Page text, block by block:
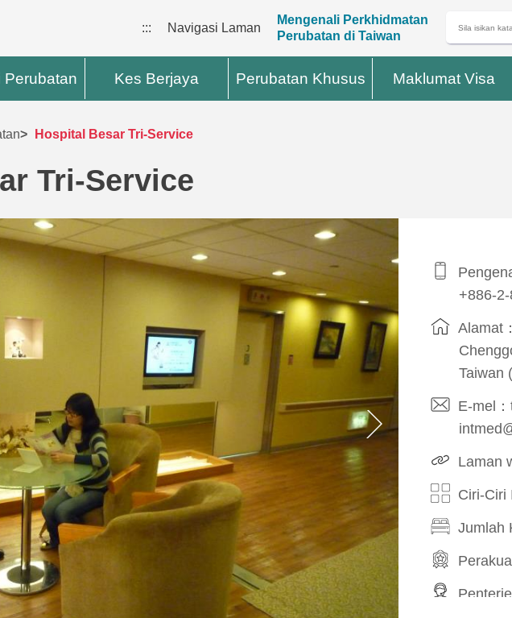
::: Navigasi Laman
Mengenali Perkhidmatan
Perubatan di Taiwan
Perubatan Kes Berjaya Perubatan Khusus Maklumat Visa
Hospital Besar Tri-Service
Tri-Service
+886-
Alamat
Taiwan
E-mel
Laman
Ciri-Ciri
Jumlah